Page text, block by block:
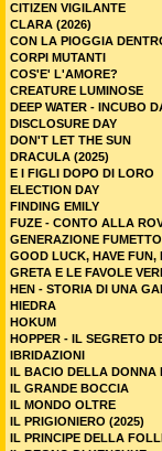
CITIZEN VIGILANTE
CLARA (2026)
CON LA PIOGGIA
CORPI MUTANTI
COS'E' L'AMORE?
CREATURE LUMINOSE
DEEP WATER - INCUBO
DISCLOSURE DAY
DON'T LET THE SUN
DRACULA (2025)
E I FIGLI DOPO DI LORO
ELECTION DAY
FINDING EMILY
FUZE - CONTO ALLA
GENERAZIONE FUMETTO
GOOD LUCK, HAVE FUN,
GRETA E LE FAVOLE
HEN - STORIA DI UNA
HIEDRA
HOKUM
HOPPER - IL SEGRETO
IBRIDAZIONI
IL BACIO DELLA DONNA
IL GRANDE BOCCIA
IL MONDO OLTRE
IL PRIGIONIERO (2025)
IL PRINCIPE DELLA